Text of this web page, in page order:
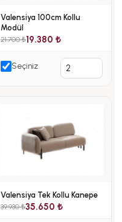
Valensiya 100cm Kollu
Modül
21.700 ₺19.380 ₺
Seçiniz
Valensiya Tek Kollu Kanepe
39.930 ₺35.650 ₺